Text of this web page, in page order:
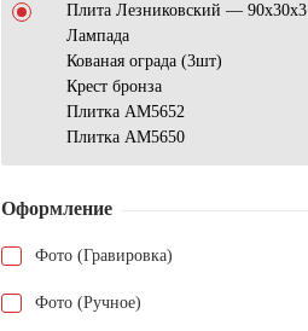
Плита Лезниковский — 90х30х3
Лампада
Кованая ограда (3шт)
Крест бронза
Плитка АМ5652
Плитка АМ5650
Оформление
Фото (Гравировка)
Фото (Ручное)